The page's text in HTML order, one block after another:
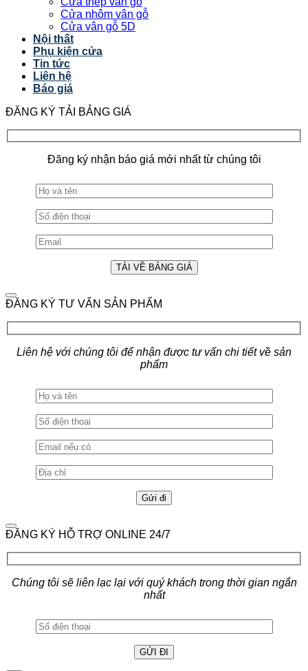
Cửa nhôm vân gỗ
Cửa vân gỗ 5D
Nội thất
Phụ kiện cửa
Tin tức
Liên hệ
Báo giá
ĐĂNG KÝ TẢI BẢNG GIÁ
Đăng ký nhận báo giá mới nhất từ chúng tôi
ĐĂNG KÝ TƯ VẤN SẢN PHẨM
Liên hệ với chúng tôi để nhận được tư vấn chi tiết về sản
phẩm
ĐĂNG KÝ HỖ TRỢ ONLINE 24/7
Chúng tôi sẽ liên lạc lại với quý khách trong thời gian ngắn
nhất